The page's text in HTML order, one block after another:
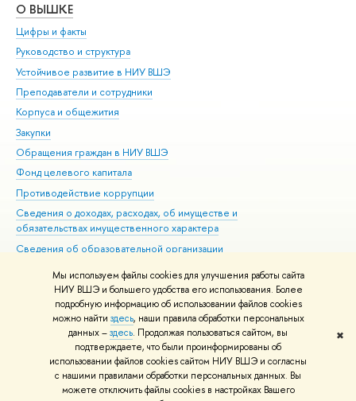
Мы используем файлы cookies для улучшения работы сайта
НИУ ВШЭ и большего удобства его использования. Более
подробную информацию об использовании файлов cookies
можно найти здесь, наши правила обработки персональных
данных –здесь. Продолжая пользоваться сайтом, вы
подтверждаете, что были проинформированы об
использовании файлов cookies сайтом НИУ ВШЭ и согласны
с нашими правилами обработки персональных данных. Вы
можете отключить файлы cookies в настройках Вашего
✖
О ВЫШКЕ
Цифры и факты
Руководство и структура
Устойчивое развитие в НИУ ВШЭ
Преподаватели и сотрудники
Корпуса и общежития
Закупки
Обращения граждан в НИУ ВШЭ
Фонд целевого капитала
Противодействие коррупции
Сведения о доходах, расходах, об имуществе и
обязательствах имущественного характера
Сведения об образовательной организации
Людям с ограниченными возможностями здоровья
Единая платежная страница
Работа в Вышке
© НИУ ВШЭ 1993–2026 Адреса и контакты Условия использования
материалов Политика конфиденциальности Карта сайта
Шрифты HSE Sans и HSE Slab разработаны вШколе дизайна НИУ ВШЭ